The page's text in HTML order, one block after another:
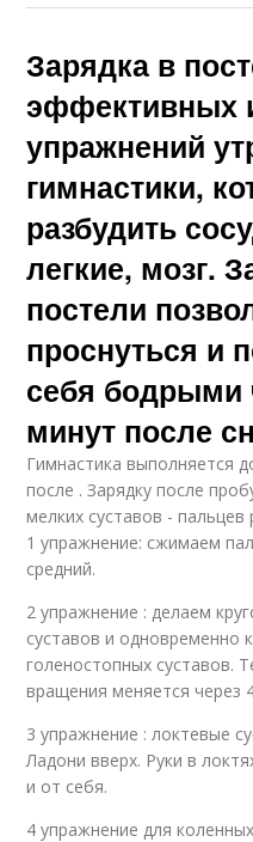
Зарядка в
эффективных
упражнений
гимнастики,
разбудить
легкие, мозг.
постели
проснуться и
себя бодрыми
минут после
Гимнастика выполняется
после . Зарядку после
мелких суставов - пальцев
1 упражнение: сжимаем
средний.
2 упражнение : делаем
суставов и одновременно
голеностопных суставов.
вращения меняется через
3 упражнение : локтевые
Ладони вверх. Руки в
и от себя.
4 упражнение для